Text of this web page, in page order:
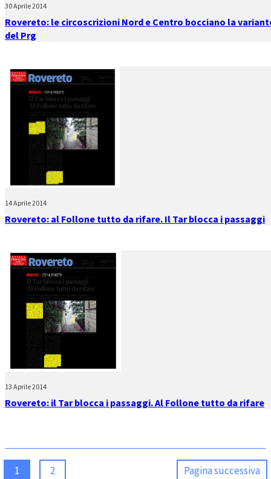
30 Aprile 2014
Rovereto: le circoscrizioni Nord e Centro bocciano la
del Prg
14 Aprile 2014
Rovereto: al Follone tutto da rifare. Il Tar blocca i passaggi
13 Aprile 2014
Rovereto: il Tar blocca i passaggi. Al Follone tutto da rifare
1 2 Pagina successiva